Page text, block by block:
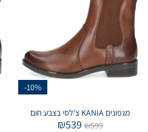
-10%
מגפונים KANIA צ'לסי בצבע חום
₪599
₪539